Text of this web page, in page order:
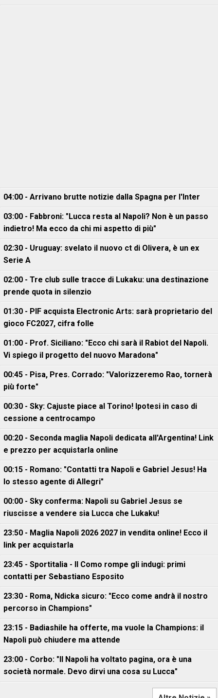
04:00 - Arrivano brutte notizie dalla Spagna per l'Inter
03:00 - Fabbroni: "Lucca resta al Napoli? Non è un passo
indietro! Ma ecco da chi mi aspetto di più"
02:30 - Uruguay: svelato il nuovo ct di Olivera, è un ex
Serie A
02:00 - Tre club sulle tracce di Lukaku: una destinazione
prende quota in silenzio
01:30 - PIF acquista Electronic Arts: sarà proprietario del
gioco FC2027, cifra folle
01:00 - Prof. Siciliano: "Ecco chi sarà il Rabiot del Napoli.
Vi spiego il progetto del nuovo Maradona"
00:45 - Pisa, Pres. Corrado: "Valorizzeremo Rao, tornerà
più forte"
00:30 - Sky: Cajuste piace al Torino! Ipotesi in caso di
cessione a centrocampo
00:20 - Seconda maglia Napoli dedicata all'Argentina! Link
e prezzo per acquistarla online
00:15 - Romano: "Contatti tra Napoli e Gabriel Jesus! Ha
lo stesso agente di Allegri"
00:00 - Sky conferma: Napoli su Gabriel Jesus se
riuscisse a vendere sia Lucca che Lukaku!
23:50 - Maglia Napoli 2026 2027 in vendita online! Ecco il
link per acquistarla
23:45 - Sportitalia - Il Como rompe gli indugi: primi
contatti per Sebastiano Esposito
23:30 - Roma, Ndicka sicuro: "Ecco come andrà il nostro
percorso in Champions"
23:15 - Badiashile ha offerte, ma vuole la Champions: il
Napoli può chiudere ma attende
23:00 - Corbo: "Il Napoli ha voltato pagina, ora è una
società normale. Devo dirvi una cosa su Lucca"